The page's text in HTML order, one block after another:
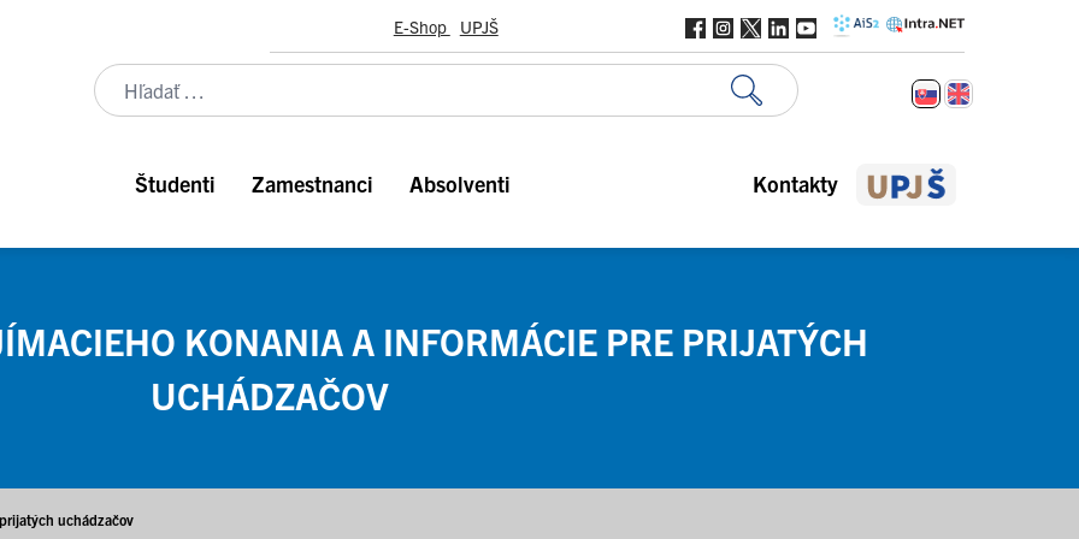
E-Shop UPJŠ
Študenti Zamestnanci Absolventi Kontakty
KONANIA A INFORMÁCIE PRE PRIJATÝCH
UCHÁDZAČOV
uchádzačov